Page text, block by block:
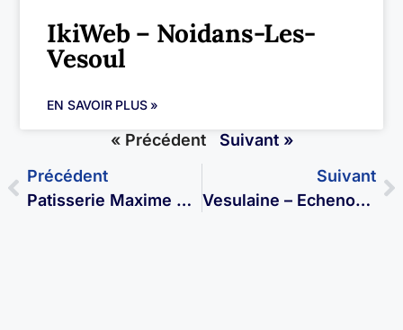
IkiWeb – Noidans-Les-
Vesoul
EN SAVOIR PLUS »
« Précédent
Suivant »
Précédent
Patisserie Maxime Tissot – Vesoul
Suivant
Vesulaine – Echenoz-La-Méline